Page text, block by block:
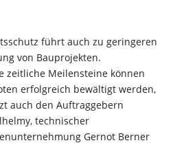
führt auch zu geringeren
von Bauprojekten.
zeitliche Meilensteine können
erfolgreich bewältigt werden,
auch den Auftraggebern
technischer
Gernot Berner